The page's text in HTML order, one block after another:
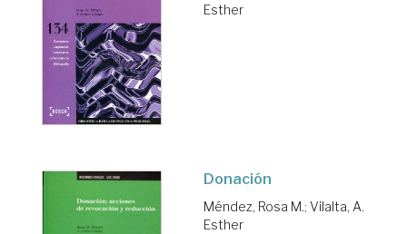
Esther
Donación
Méndez, Rosa M.; Vilalta, A.
Esther